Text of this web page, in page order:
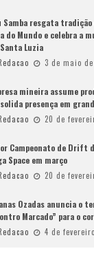
Samba resgata
do Mundo e celebra a
Luzia
3 de maio
mineira assume
presença em
20 de
Campeonato de Drift
Space em março
20 de
Ozadas anuncia o
Marcado” para o
4 de